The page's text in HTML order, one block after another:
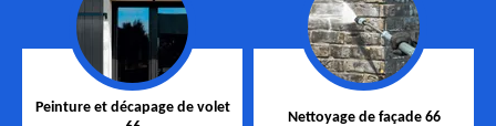
Peinture et décapage de volet
Nettoyage de façade 66